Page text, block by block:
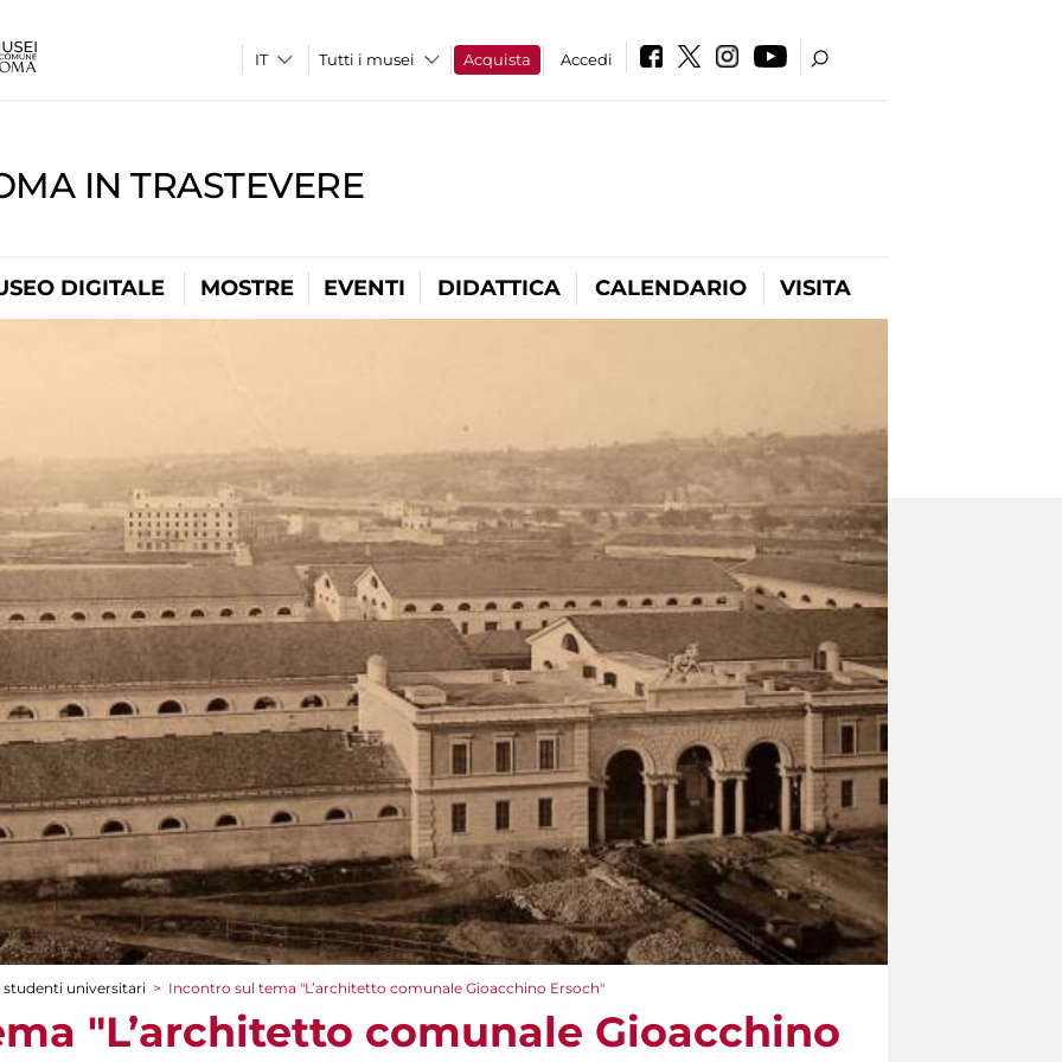
Tutti i musei Acquista Accedi
IN TRASTEVERE
DIGITALE MOSTRE EVENTI DIDATTICA CALENDARIO VISITA
universitari > Incontro sul tema "L’architetto comunale Gioacchino Ersoch"
"L’architetto comunale Gioacchino